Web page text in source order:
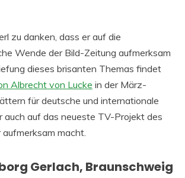
zu danken, dass er auf die
Wende der Bild-Zeitung aufmerksam
dieses brisanten Themas findet
Albrecht von Lucke in der März-
für deutsche und internationale
auch auf das neueste TV-Projekt des
aufmerksam macht.
Gerlach, Braunschweig